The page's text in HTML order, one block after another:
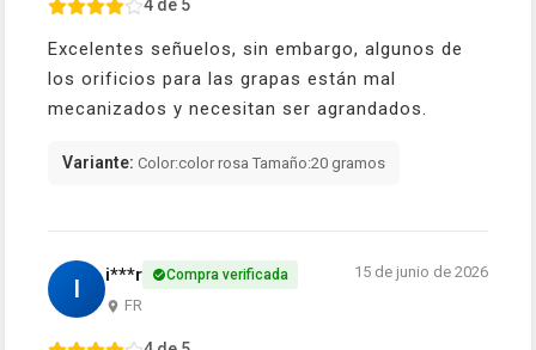
4 de 5
Excelentes señuelos, sin embargo, algunos de
los orificios para las grapas están mal
mecanizados y necesitan ser agrandados.
Variante: Color:color rosa Tamaño:20 gramos
I i***r Compra verificada
FR
15 de junio de 2026